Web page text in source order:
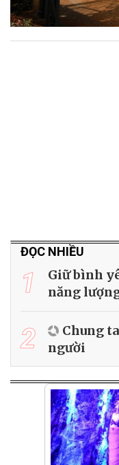
ĐỌC NHIỀU
1
Giữ bình
năng
2
Chung
người